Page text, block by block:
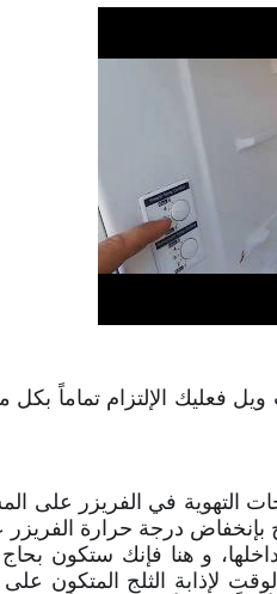
فعليك الإلتزام تماماً
التهوية في الفريزر على
بإنخفاض درجة حرارة الفريزر
و هنا فإنك ستكون
لإذابة الثلج المتكون